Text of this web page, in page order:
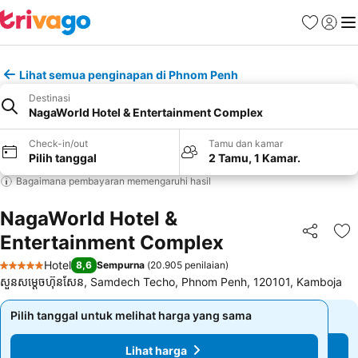
FavoritLogin
Lihat semua penginapan di Phnom Penh
Destinasi
NagaWorld Hotel & Entertainment Complex
Check-in/out
Pilih tanggal
Tamu dan kamar
2 Tamu, 1 Kamar.
Bagaimana pembayaran memengaruhi hasil
NagaWorld Hotel &
Entertainment Complex
Bagikan
5 Bintang
Hotel 8,6 Sempurna (20.905 penilaian)
សួនសម្ដេចហ៊ុនសែន, Samdech Techo, Phnom Penh, 120101, Kamboja
Pilih tanggal untuk melihat harga yang sama
Lihat harga
Pilih tanggal untuk melihat harga yang sama
Lihat harga